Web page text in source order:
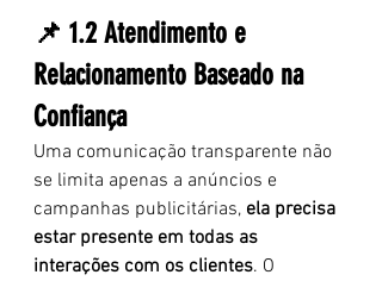
📌 1.2 Atendimento e
Relacionamento Baseado na
Confiança
Uma comunicação transparente não
se limita apenas a anúncios e
campanhas publicitárias, ela precisa
estar presente em todas as
interações com os clientes. O